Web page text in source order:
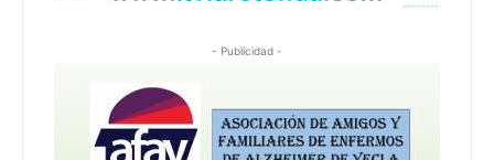
- Publicidad -